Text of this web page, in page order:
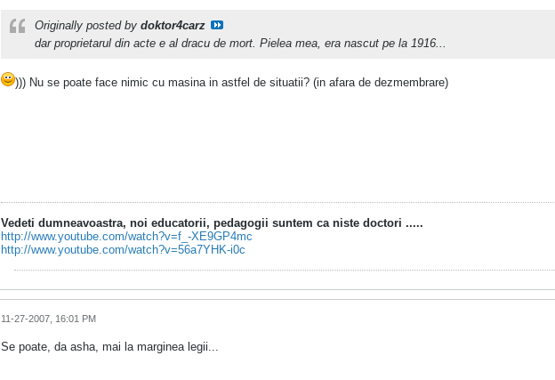
Originally posted by doktor4carz
dar proprietarul din acte e al dracu de mort. Pielea mea, era nascut pe la 1916...
))) Nu se poate face nimic cu masina in astfel de situatii? (in afara de dezmembrare)
Vedeti dumneavoastra, noi educatorii, pedagogii suntem ca niste doctori .....
http://www.youtube.com/watch?v=f_-XE9GP4mc
http://www.youtube.com/watch?v=56a7YHK-i0c
11-27-2007, 16:01 PM
Se poate, da asha, mai la marginea legii...